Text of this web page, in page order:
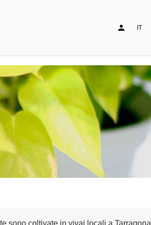
IT
sono coltivate in vivai locali a Tarragona